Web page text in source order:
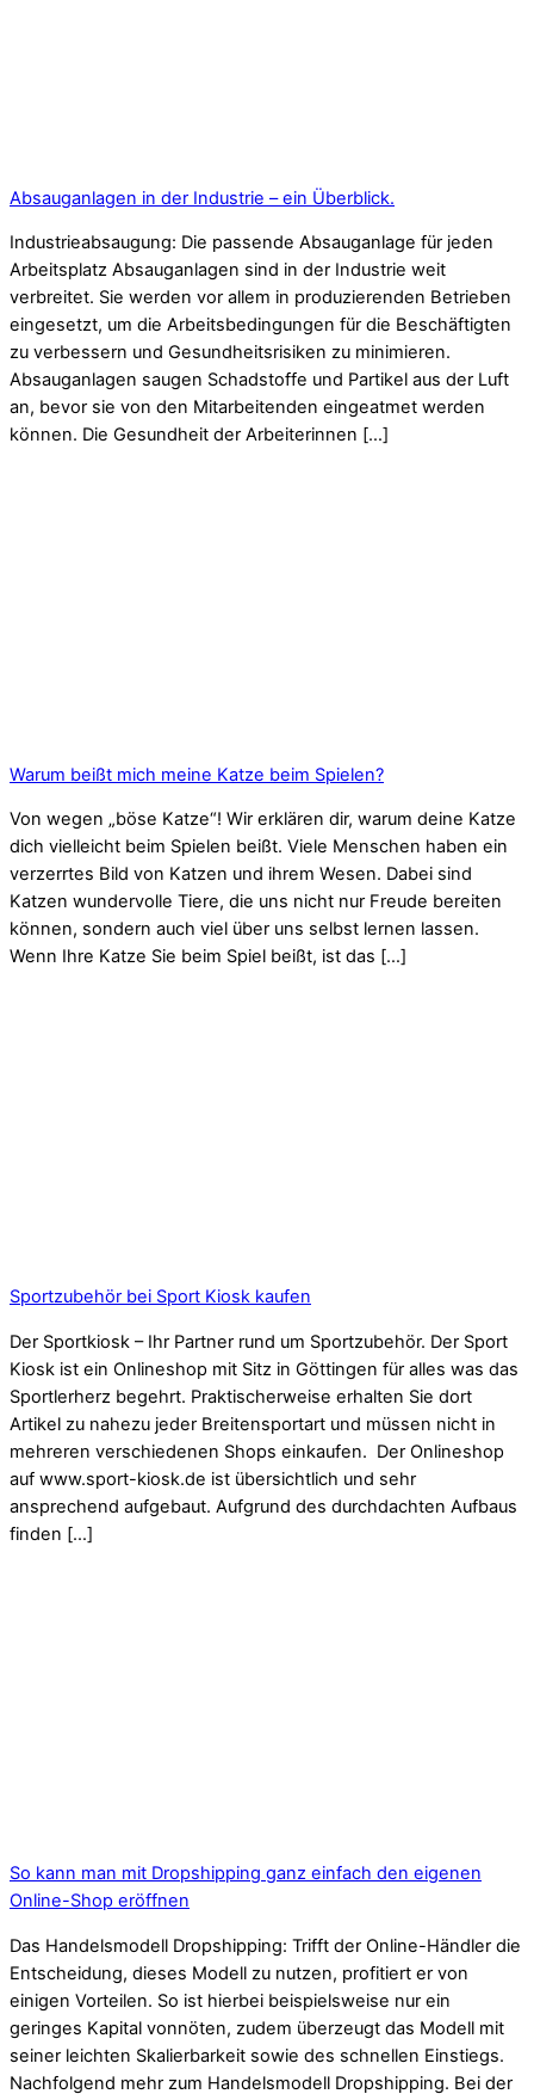
Absauganlagen in der Industrie – ein Überblick.
Industrieabsaugung: Die passende Absauganlage für jeden
Arbeitsplatz Absauganlagen sind in der Industrie weit
verbreitet. Sie werden vor allem in produzierenden Betrieben
eingesetzt, um die Arbeitsbedingungen für die Beschäftigten
zu verbessern und Gesundheitsrisiken zu minimieren.
Absauganlagen saugen Schadstoffe und Partikel aus der Luft
an, bevor sie von den Mitarbeitenden eingeatmet werden
können. Die Gesundheit der Arbeiterinnen […]
Warum beißt mich meine Katze beim Spielen?
Von wegen „böse Katze“! Wir erklären dir, warum deine Katze
dich vielleicht beim Spielen beißt. Viele Menschen haben ein
verzerrtes Bild von Katzen und ihrem Wesen. Dabei sind
Katzen wundervolle Tiere, die uns nicht nur Freude bereiten
können, sondern auch viel über uns selbst lernen lassen.
Wenn Ihre Katze Sie beim Spiel beißt, ist das […]
Sportzubehör bei Sport Kiosk kaufen
Der Sportkiosk – Ihr Partner rund um Sportzubehör. Der Sport
Kiosk ist ein Onlineshop mit Sitz in Göttingen für alles was das
Sportlerherz begehrt. Praktischerweise erhalten Sie dort
Artikel zu nahezu jeder Breitensportart und müssen nicht in
mehreren verschiedenen Shops einkaufen. Der Onlineshop
auf www.sport-kiosk.de ist übersichtlich und sehr
ansprechend aufgebaut. Aufgrund des durchdachten Aufbaus
finden […]
So kann man mit Dropshipping ganz einfach den eigenen
Online-Shop eröffnen
Das Handelsmodell Dropshipping: Trifft der Online-Händler die
Entscheidung, dieses Modell zu nutzen, profitiert er von
einigen Vorteilen. So ist hierbei beispielsweise nur ein
geringes Kapital vonnöten, zudem überzeugt das Modell mit
seiner leichten Skalierbarkeit sowie des schnellen Einstiegs.
Nachfolgend mehr zum Handelsmodell Dropshipping. Bei der